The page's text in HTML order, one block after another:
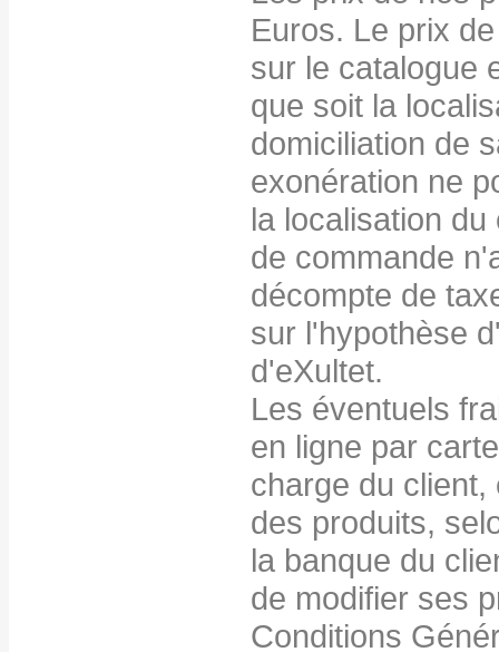
Euros. Le prix
sur le catalogue
que soit la
domiciliation de
exonération ne
la localisation
de commande
décompte de
sur l'hypothèse
d'eXultet.
Les éventuels
en ligne par
charge du
des produits,
la banque du
de modifier ses
Conditions